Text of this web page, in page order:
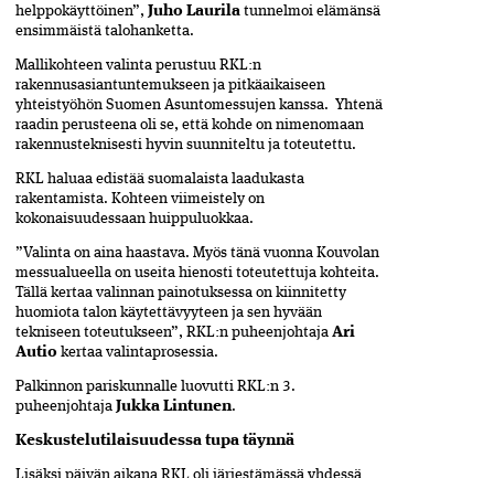
helppokäyttöinen”, Juho Laurila tunnelmoi elämänsä
ensimmäistä talohanketta.
Mallikohteen valinta perustuu RKL:n
rakennusasiantuntemukseen ja pitkäaikaiseen
yhteistyöhön Suomen Asuntomessujen kanssa. Yhtenä
raadin perusteena oli se, että kohde on nimenomaan
rakennusteknisesti hyvin suunniteltu ja toteutettu.
RKL haluaa edistää suomalaista laadukasta
rakentamista. Kohteen viimeistely on
kokonaisuudessaan huippuluokkaa.
”Valinta on aina haastava. Myös tänä vuonna Kouvolan
messualueella on useita hienosti toteutettuja kohteita.
Tällä kertaa valinnan painotuksessa on kiinnitetty
huomiota talon käytettävyyteen ja sen hyvään
tekniseen toteutukseen”, RKL:n puheenjohtaja Ari
Autio kertaa valintaprosessia.
Palkinnon pariskunnalle luovutti RKL:n 3.
puheenjohtaja Jukka Lintunen.
Keskustelutilaisuudessa tupa täynnä
Lisäksi päivän aikana RKL oli järjestämässä yhdessä